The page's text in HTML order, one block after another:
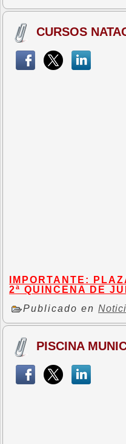
CURSOS
IMPORTANTE:
2ª QUINCENA DE
Publicado en
PISCINA